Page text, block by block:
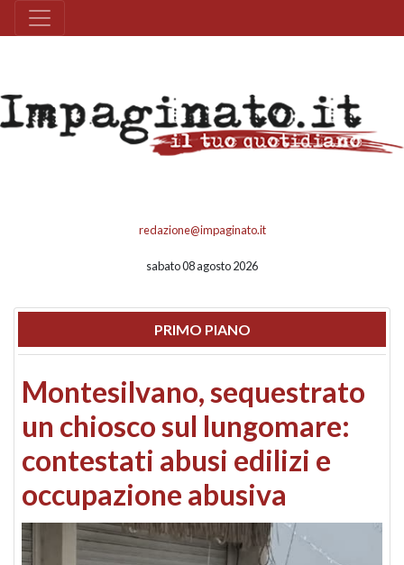
redazione@impaginato.it
sabato 08 agosto 2026
PRIMO PIANO
Montesilvano, sequestrato
un chiosco sul lungomare:
contestati abusi edilizi e
occupazione abusiva